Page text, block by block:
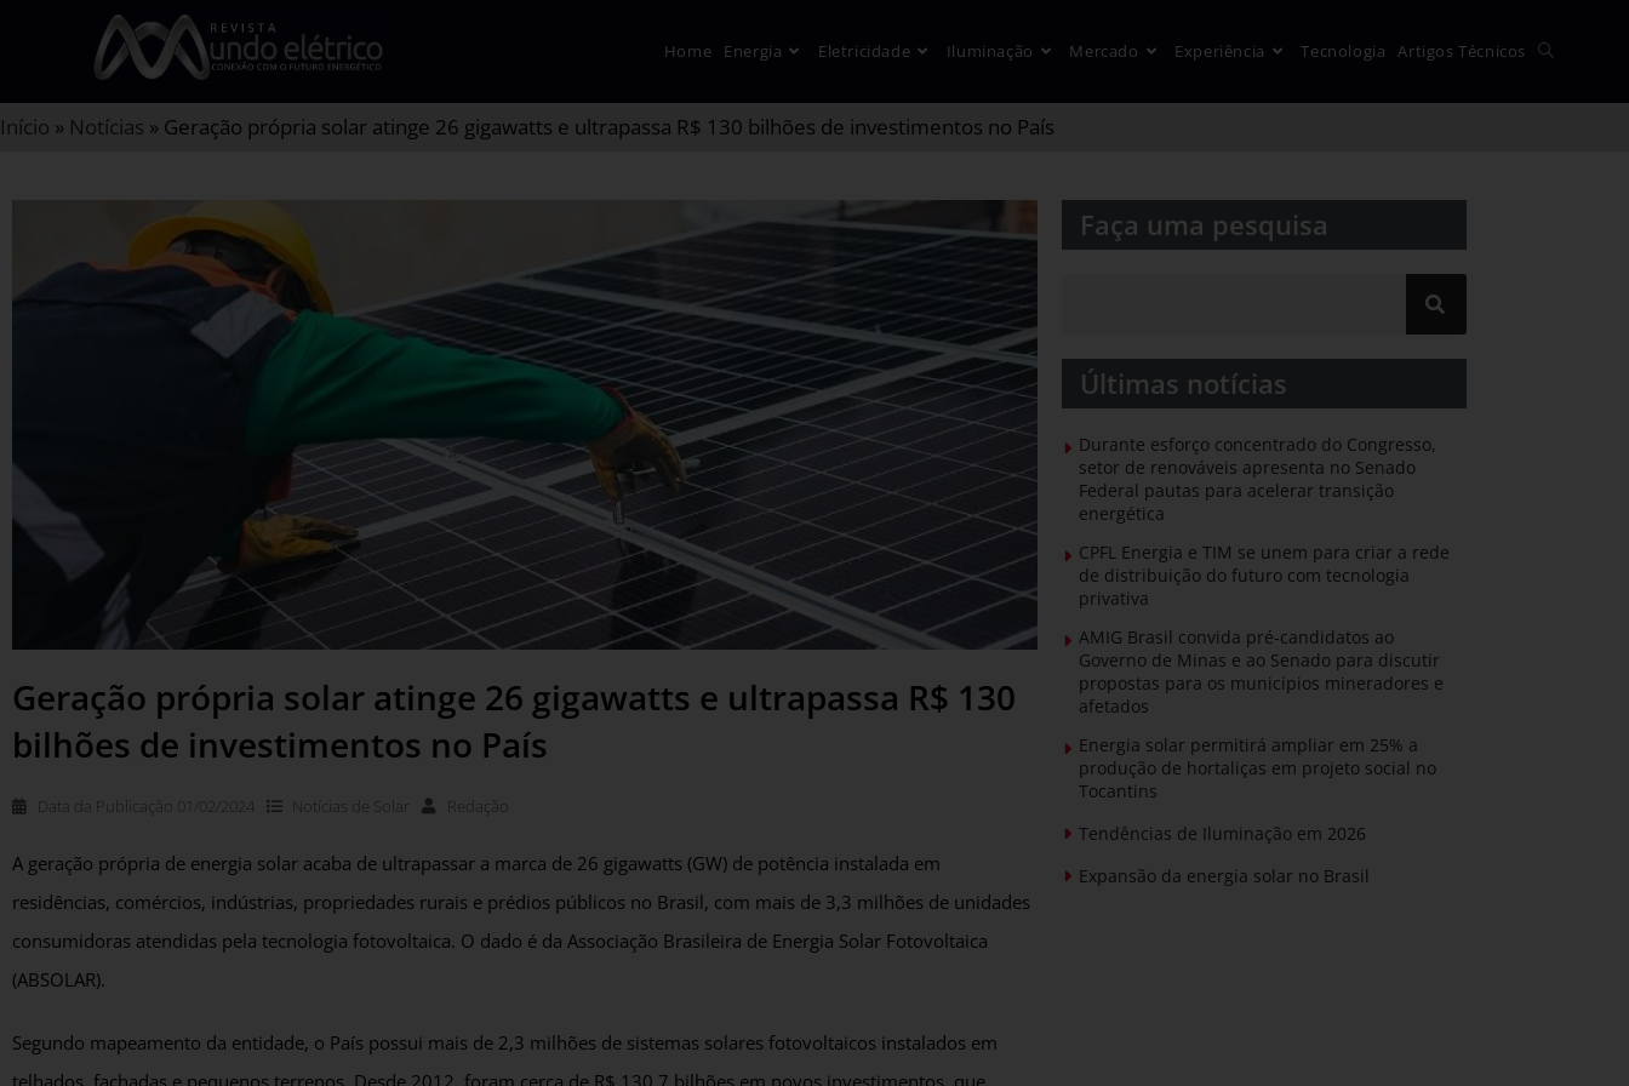
Home Energia Eletricidade Iluminação Mercado Experiência Tecnologia Artigos Técnicos
Início » Notícias » Geração própria solar atinge 26 gigawatts e ultrapassa R$ 130 bilhões de investimentos no País
Geração própria solar atinge 26 gigawatts e ultrapassa R$ 130
bilhões de investimentos no País
Data da Publicação 01/02/2024 Notícias de Solar Redação
A geração própria de energia solar acaba de ultrapassar a marca de 26 gigawatts (GW) de potência instalada em
residências, comércios, indústrias, propriedades rurais e prédios públicos no Brasil, com mais de 3,3 milhões de unidades
consumidoras atendidas pela tecnologia fotovoltaica. O dado é da Associação Brasileira de Energia Solar Fotovoltaica
(ABSOLAR).
Segundo mapeamento da entidade, o País possui mais de 2,3 milhões de sistemas solares fotovoltaicos instalados em
Faça uma pesquisa​​
Últimas notícias
Durante esforço concentrado do Congresso,
setor de renováveis apresenta no Senado
Federal pautas para acelerar transição
energética
CPFL Energia e TIM se unem para criar a rede
de distribuição do futuro com tecnologia
privativa
AMIG Brasil convida pré-candidatos ao
Governo de Minas e ao Senado para discutir
propostas para os municípios mineradores e
afetados
Energia solar permitirá ampliar em 25% a
produção de hortaliças em projeto social no
Tocantins
Tendências de Iluminação em 2026
Expansão da energia solar no Brasil